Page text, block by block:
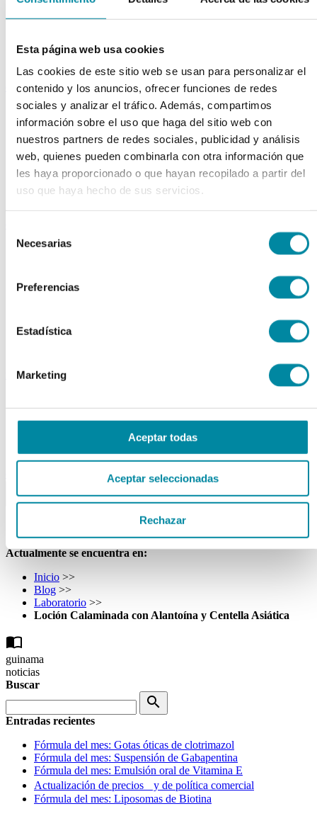
Esta página web usa cookies
Las cookies de este sitio web se usan para personalizar el
contenido y los anuncios, ofrecer funciones de redes
sociales y analizar el tráfico. Además, compartimos
información sobre el uso que haga del sitio web con
nuestros partners de redes sociales, publicidad y análisis
web, quienes pueden combinarla con otra información que
les haya proporcionado o que hayan recopilado a partir del
uso que haya hecho de sus servicios.
Necesarias
Preferencias
Estadística
Marketing
Aceptar todas
Aceptar seleccionadas
Rechazar
Extracto seco
capsulas
Tamañno 000
Tamañno 00
Tamañno 0
Tamañno 1
Tamañno 2
Tamañno 3
Tamañno 4
Tamañno 5
Frascos farmacia
Gama ariless
Tubos
Envases unguator
material laboratorio
Utillaje
Fungible
menu shopping_cart search homelock
Actualmente se encuentra en:
Inicio >>
Blog >>
Laboratorio >>
Loción Calaminada con Alantoína y Centella Asiática
import_contacts
guinama
noticias
Buscar
search
Entradas recientes
Fórmula del mes: Gotas óticas de clotrimazol
Fórmula del mes: Suspensión de Gabapentina
Fórmula del mes: Emulsión oral de Vitamina E
Actualización de precios y de política comercial
Fórmula del mes: Liposomas de Biotina